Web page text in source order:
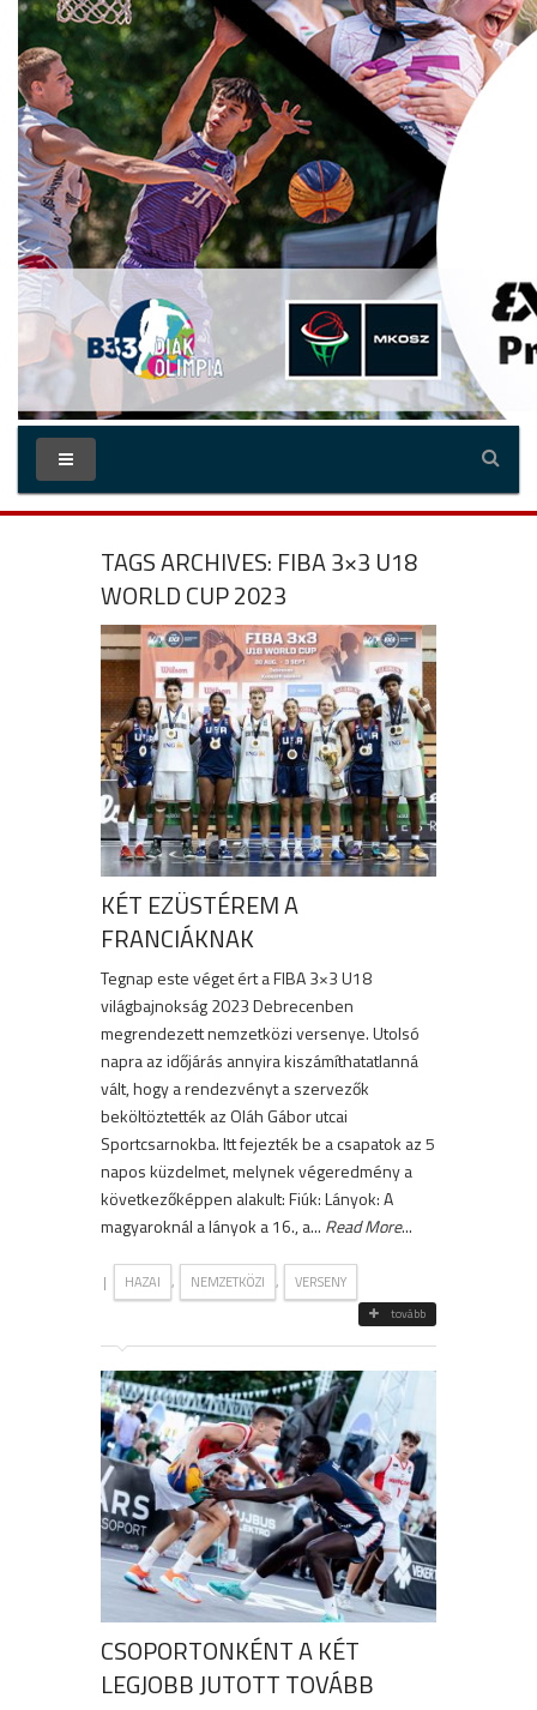
TAGS ARCHIVES: FIBA 3×3 U18
WORLD CUP 2023
KÉT EZÜSTÉREM A
FRANCIÁKNAK
Tegnap este véget ért a FIBA 3×3 U18
világbajnokság 2023 Debrecenben
megrendezett nemzetközi versenye. Utolsó
napra az időjárás annyira kiszámíthatatlanná
vált, hogy a rendezvényt a szervezők
beköltöztették az Oláh Gábor utcai
Sportcsarnokba. Itt fejezték be a csapatok az 5
napos küzdelmet, melynek végeredmény a
következőképpen alakult: Fiúk: Lányok: A
magyaroknál a lányok a 16., a... Read More...
| HAZAI , NEMZETKÖZI , VERSENY
tovább
CSOPORTONKÉNT A KÉT
LEGJOBB JUTOTT TOVÁBB